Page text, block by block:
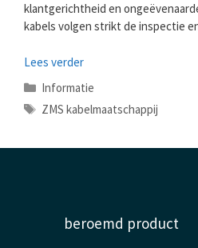
klantgerichtheid en
kabels volgen strikt de inspectie
Lees verder
Categorieën
Informatie
Tags
ZMS kabelmaatschappij
beroemd product